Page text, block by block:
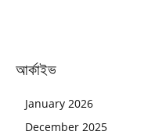
আর্কাইভ
January 2026
December 2025